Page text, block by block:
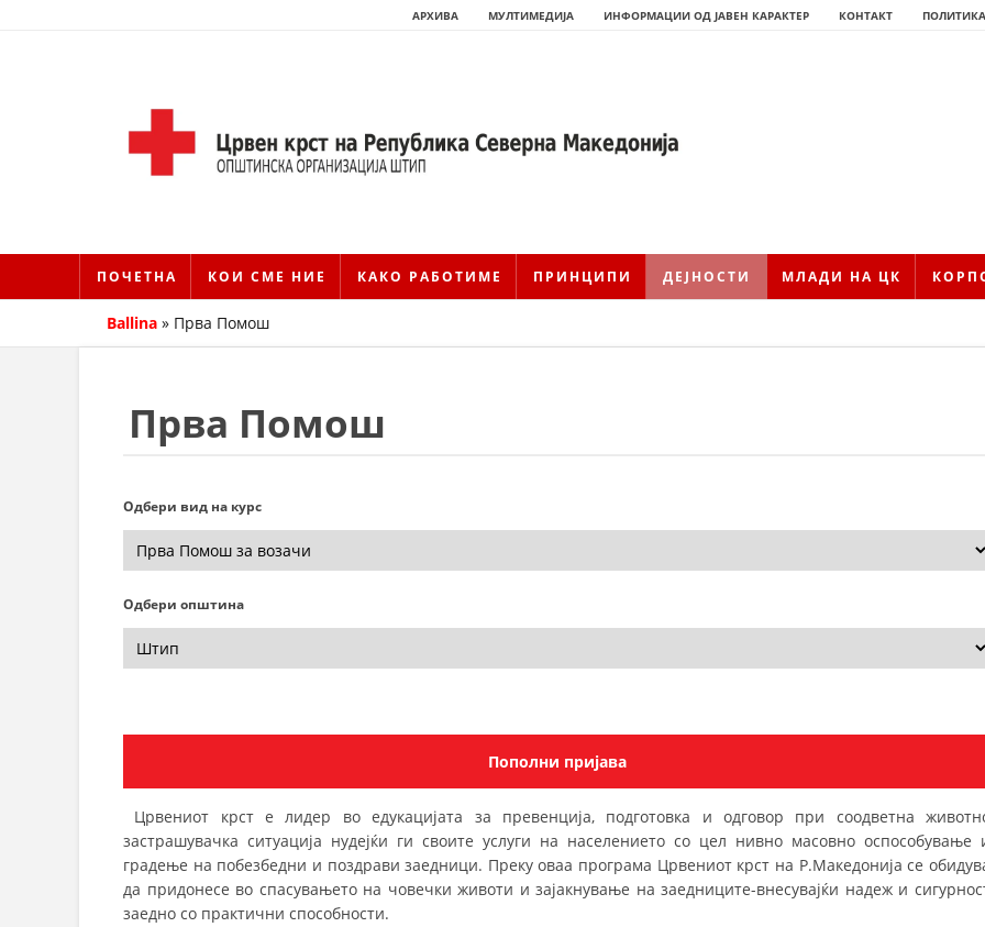
АРХИВА МУЛТИМЕДИЈА ИНФОРМАЦИИ ОД ЈАВЕН КАРАКТЕР КОНТАКТ
ПОЧЕТНА КОИ СМЕ НИЕ КАКО РАБОТИМЕ ПРИНЦИПИ ДЕЈНОСТИ МЛАДИ НА ЦК
ЗАКОН ЗА ЦКРМ
ОРГАНИЗАЦИЈА И РАЗВОЈ
РАКОВОДЕН ОДБОР
Ballina » Прва Помош
Прва Помош
Одбери вид на курс
Одбери општина
Црвениот крст е лидер во едукацијата за превенција, подготовка и одговор при соодветна
застрашувачка ситуација нудејќи ги своите услуги на населението со цел нивно масовно оспособување
градење на побезбедни и поздрави заедници. Преку оваа програма Црвениот крст на Р.Македонија се
да придонесе во спасувањето на човечки животи и зајакнување на заедниците-внесувајќи надеж и
заедно со практични способности.